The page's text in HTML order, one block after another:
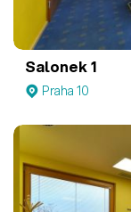
Salonek 1
Praha 10